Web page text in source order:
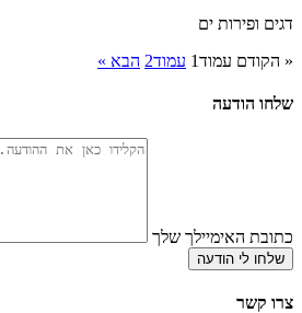
דגים ופירות ים
« הקודם עמוד1 עמוד2 הבא »
שלחו הודעה
כתובת האימיילך שלך
שלחו לי הודעה
צרו קשר